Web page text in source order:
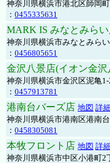
神奈川県横浜市港北区師岡
： 0455335631
MARK IS みなとみら
神奈川県横浜市みなとみら
： 0456805651
金沢八景店(イオン金沢
神奈川県横浜市金沢区泥亀1-
： 0457913781
港南台バーズ店 地図 詳細
神奈川県横浜市港南区港南
： 0458305081
本牧フロント店 地図 詳細
神奈川県横浜市中区小港町